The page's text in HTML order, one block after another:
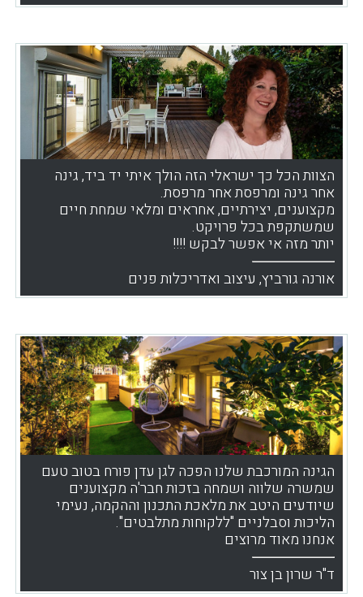
הצוות הכל כך ישראלי הזה הולך איתי יד ביד, גינה
אחר גינה ומרפסת אחר מרפסת.
מקצוענים, יצירתיים, אחראים ומלאי שמחת חיים
שמשתקפת בכל פרויקט.
יותר מזה אי אפשר לבקש !!!!
אורנה גורביץ, עיצוב ואדריכלות פנים
הגינה המורכבת שלנו הפכה לגן עדן פורח בטוב טעם
שמשרה שלווה ושמחה בזכות חבר'ה מקצוענים
שיודעים היטב את מלאכת התכנון וההקמה, נעימי
הליכות וסבלניים "ללקוחות מתלבטים".
אנחנו מאוד מרוצים
ד"ר שרון בן צור